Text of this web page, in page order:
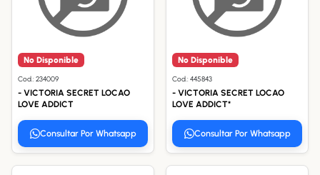
No Disponible
Cod.: 234009
- VICTORIA SECRET LOCAO
LOVE ADDICT
Consultar Por Whatsapp
No Disponible
Cod.: 445843
- VICTORIA SECRET LOCAO
LOVE ADDICT*
Consultar Por Whatsapp